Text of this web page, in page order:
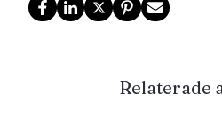
Relaterade